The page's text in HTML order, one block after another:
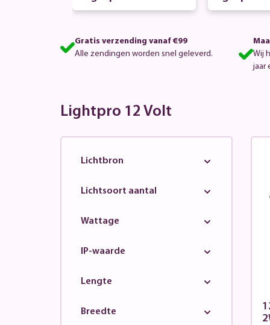
Gratis verzending vanaf €99
Alle zendingen worden snel geleverd.
Wij
jaar
Lightpro 12 Volt
Lichtbron
Lichtsoort aantal
Wattage
IP-waarde
Lengte
Breedte